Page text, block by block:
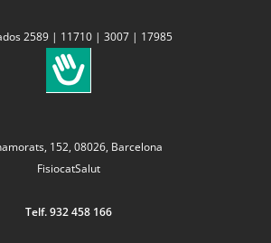
2589 | 11710 | 3007 | 17985
152, 08026, Barcelona
FisiocatSalut
Telf. 932 458 166